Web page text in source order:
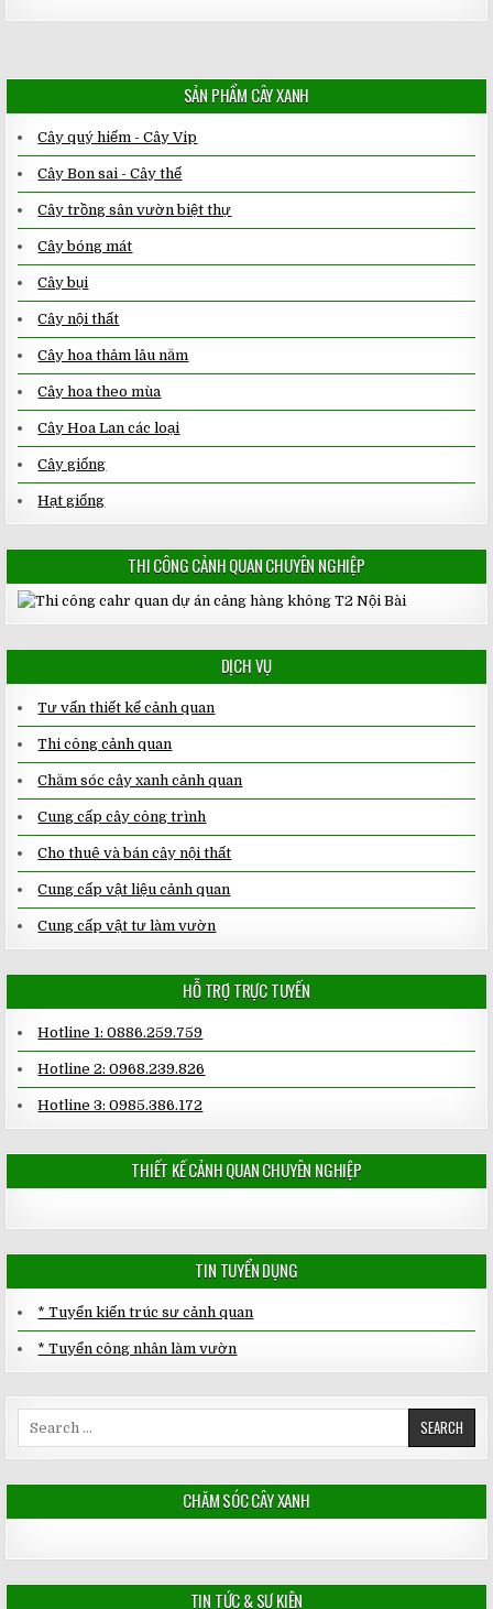
SẢN PHẨM CÂY XANH
Cây quý hiếm - Cây Vip
Cây Bon sai - Cây thế
Cây trồng sân vườn biệt thự
Cây bóng mát
Cây bụi
Cây nội thất
Cây hoa thảm lâu năm
Cây hoa theo mùa
Cây Hoa Lan các loại
Cây giống
Hạt giống
THI CÔNG CẢNH QUAN CHUYÊN NGHIỆP
DỊCH VỤ
Tư vấn thiết kế cảnh quan
Thi công cảnh quan
Chăm sóc cây xanh cảnh quan
Cung cấp cây công trình
Cho thuê và bán cây nội thất
Cung cấp vật liệu cảnh quan
Cung cấp vật tư làm vườn
HỖ TRỢ TRỰC TUYẾN
Hotline 1: 0886.259.759
Hotline 2: 0968.239.826
Hotline 3: 0985.386.172
THIẾT KẾ CẢNH QUAN CHUYÊN NGHIỆP
TIN TUYỂN DỤNG
* Tuyển kiến trúc sư cảnh quan
* Tuyển công nhân làm vườn
CHĂM SÓC CÂY XANH
TIN TỨC & SỰ KIỆN